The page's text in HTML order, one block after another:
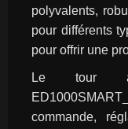
polyvalents,
pour différents
pour offrir une
Le tour à
commande,